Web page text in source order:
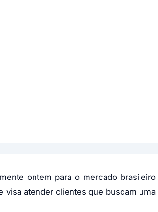
ontem para o mercado brasileiro
visa atender clientes que buscam uma